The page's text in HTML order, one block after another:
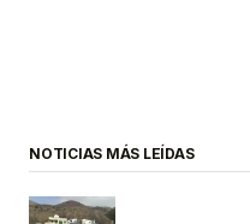
NOTICIAS MÁS LEÍDAS